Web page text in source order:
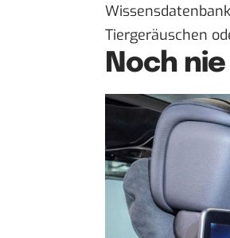
Tiergeräuschen
Noch